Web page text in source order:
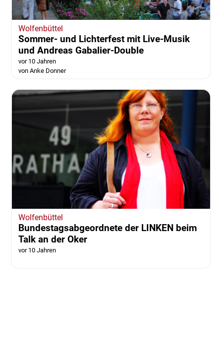
Wolfenbüttel
Sommer- und Lichterfest mit Live-Musik
und Andreas Gabalier-Double
vor 10 Jahren
von Anke Donner
Wolfenbüttel
Bundestagsabgeordnete der LINKEN beim
Talk an der Oker
vor 10 Jahren